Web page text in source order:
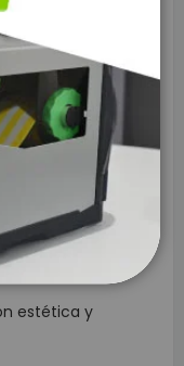
de hasta 1 Gbps
transmisión de
para
protegidos y
estética y